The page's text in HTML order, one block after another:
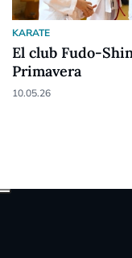
KARATE
El club Fudo-
Primavera
10.05.26